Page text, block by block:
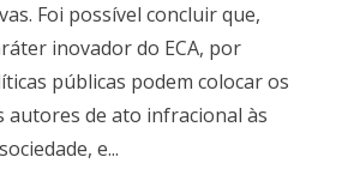
Foi possível concluir que,
inovador do ECA, por
públicas podem colocar os
autores de ato infracional às
e...